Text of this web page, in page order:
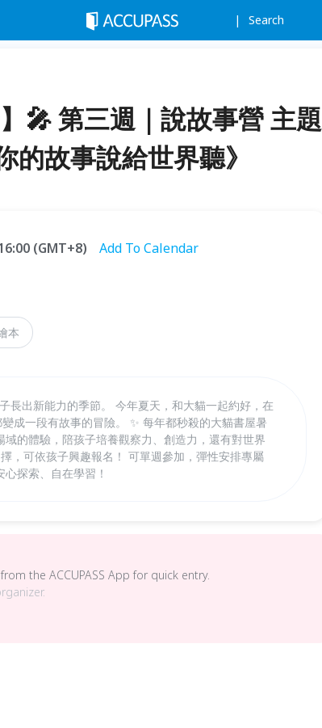
Search
🎤 第三週｜說故事營 主題
的故事說給世界聽》
(GMT+8)
Add To Calendar
本
長出新能力的季節。 今年夏天，和大貓一起約好，在
成一段有故事的冒險。 ✨ 每年都秒殺的大貓書屋暑
的體驗，陪孩子培養觀察力、創造力，還有對世界
，可依孩子興趣報名！ 可單週參加，彈性安排專屬
探索、自在學習！
the ACCUPASS App for quick entry.